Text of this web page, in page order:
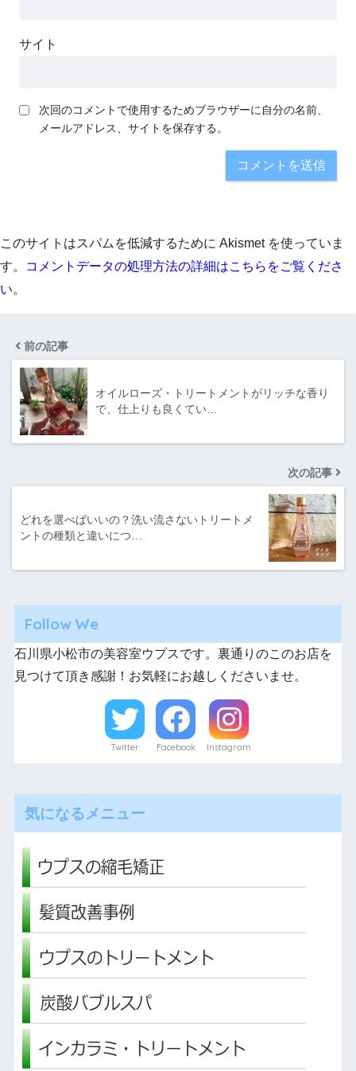
サイト
次回のコメントで使用するためブラウザーに自分の名前、
メールアドレス、サイトを保存する。
このサイトはスパムを低減するために Akismet を使っていま
す。
コメントデータの処理方法の詳細はこちらをご覧くださ
い。
前の記事
オイルローズ・トリートメントがリッチな香り
で、仕上りも良くてい…
次の記事
どれを選べばいいの？洗い流さないトリートメ
ントの種類と違いにつ…
Follow We
石川県小松市の美容室ウプスです。裏通りのこのお店を
見つけて頂き感謝！お気軽にお越しくださいませ。
Twitter Facebook Instagram
気になるメニュー